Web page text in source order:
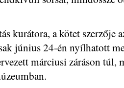
kurátora, a kötet szerzője
június 24-én nyílhatott
márciusi záráson túl,